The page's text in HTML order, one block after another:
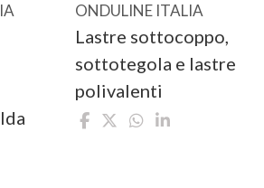
ONDULINE ITALIA
Lastre sottocoppo,
sottotegola e lastre
polivalenti